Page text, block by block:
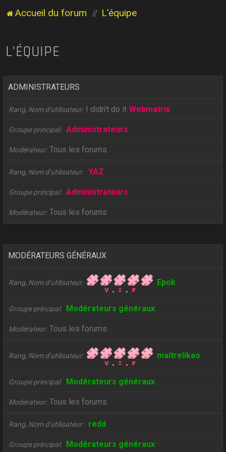
Accueil du forum L’équipe
L’ÉQUIPE
ADMINISTRATEURS
Rang, Nom d’utilisateur I didn't do it Webmatrix
Groupe principal Administrateurs
Modérateur Tous les forums
Rang, Nom d’utilisateur YAZ
Groupe principal Administrateurs
Modérateur Tous les forums
MODÉRATEURS GÉNÉRAUX
Rang, Nom d’utilisateur Epok
Groupe principal Modérateurs généraux
Modérateur Tous les forums
Rang, Nom d’utilisateur maitrelikao
Groupe principal Modérateurs généraux
Modérateur Tous les forums
Rang, Nom d’utilisateur redd
Groupe principal Modérateurs généraux